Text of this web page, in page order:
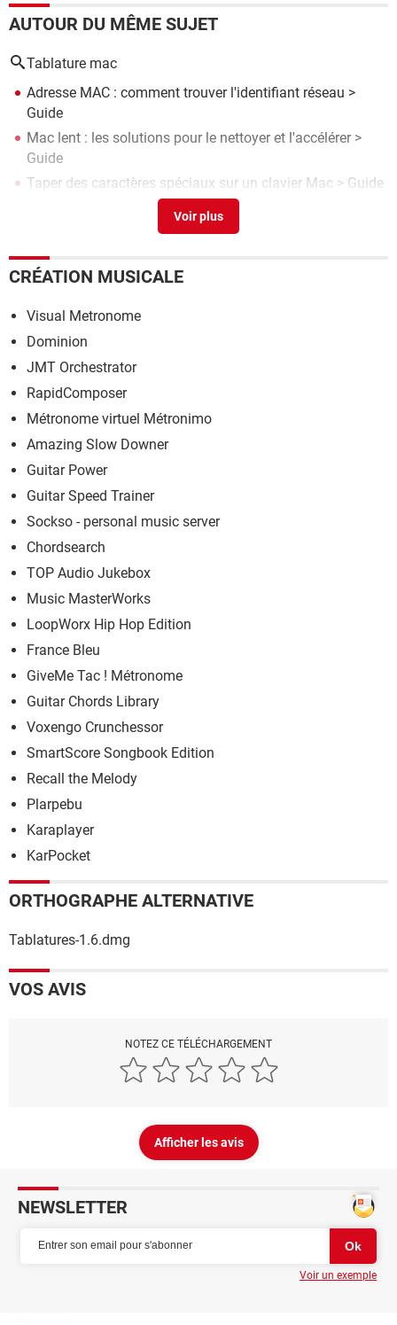
AUTOUR DU MÊME SUJET
Tablature mac
Adresse MAC : comment trouver l'identifiant réseau >
Guide
Mac lent : les solutions pour le nettoyer et l'accélérer>
Guide
Taper des caractères spéciaux sur un clavier Mac > Guide
Espace insécable Word : comment insérer des espaces
Connaître la température d'un Mac
CRÉATION MUSICALE
Visual Metronome
Dominion
JMT Orchestrator
RapidComposer
Métronome virtuel Métronimo
Amazing Slow Downer
Guitar Power
Guitar Speed Trainer
Sockso - personal music server
Chordsearch
TOP Audio Jukebox
Music MasterWorks
LoopWorx Hip Hop Edition
France Bleu
GiveMe Tac ! Métronome
Guitar Chords Library
Voxengo Crunchessor
SmartScore Songbook Edition
Recall the Melody
Plarpebu
Karaplayer
KarPocket
ORTHOGRAPHE ALTERNATIVE
Tablatures-1.6.dmg
VOS AVIS
NOTEZ CE TÉLÉCHARGEMENT
Afficher les avis
NEWSLETTER
Voir un exemple